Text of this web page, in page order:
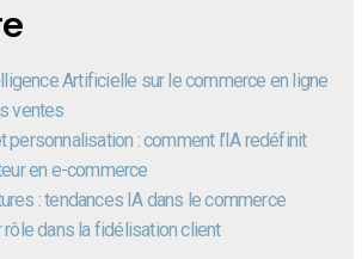
Artificielle sur le commerce en ligne
ventes
personnalisation : comment l’IA redéfinit
en e-commerce
: tendances IA dans le commerce
dans la fidélisation client